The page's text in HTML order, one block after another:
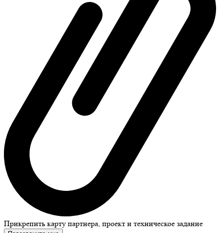
Прикрепить карту партнера, проект и техническое задание